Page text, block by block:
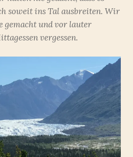
soweit ins Tal ausbreiten. Wir
gemacht und vor lauter
vergessen.